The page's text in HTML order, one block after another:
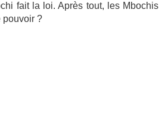
fait la loi. Après tout, les Mbochis
pouvoir ?